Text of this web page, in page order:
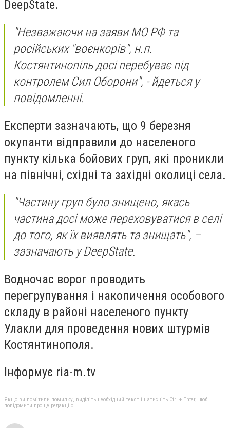
DeepState.
"Незважаючи на заяви МО РФ та
російських "воєнкорів", н.п.
Костянтинопіль досі перебуває під
контролем Сил Оборони", - йдеться у
повідомленні.
Експерти зазначають, що 9 березня
окупанти відправили до населеного
пункту кілька бойових груп, які проникли
на північні, східні та західні околиці села.
"Частину груп було знищено, якась
частина досі може переховуватися в селі
до того, як їх виявлять та знищать", –
зазначають у DeepState.
Водночас ворог проводить
перегрупування і накопичення особового
складу в районі населеного пункту
Улакли для проведення нових штурмів
Костянтинополя.
Інформує ria-m.tv
Якщо ви помітили помилку, виділіть необхідний текст і натисніть Ctrl + Enter, щоб
повідомити про це редакцію